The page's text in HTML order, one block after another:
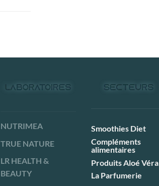
NUTRIMEA
TRUE NATURE
LR HEALTH &
BEAUTY
Smoothies Diet
Compléments
alimentaires
Produits Aloé Véra
La Parfumerie